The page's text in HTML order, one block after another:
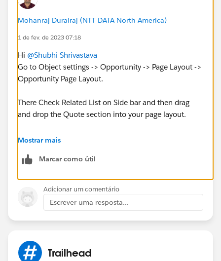
Mohanraj Durairaj (NTT DATA North America)
1 de fev. de 2023 07:18
Hi @Shubhi Shrivastava
Go to Object settings -> Opportunity -> Page Layout ->
Opportunity Page Layout.
There Check Related List on Side bar and then drag
and drop the Quote section into your page layout.
Now Save and refresh the Record page and check
Mostrar mais
Marcar como útil
Adicionar um comentário
Escrever uma resposta...
Trailhead